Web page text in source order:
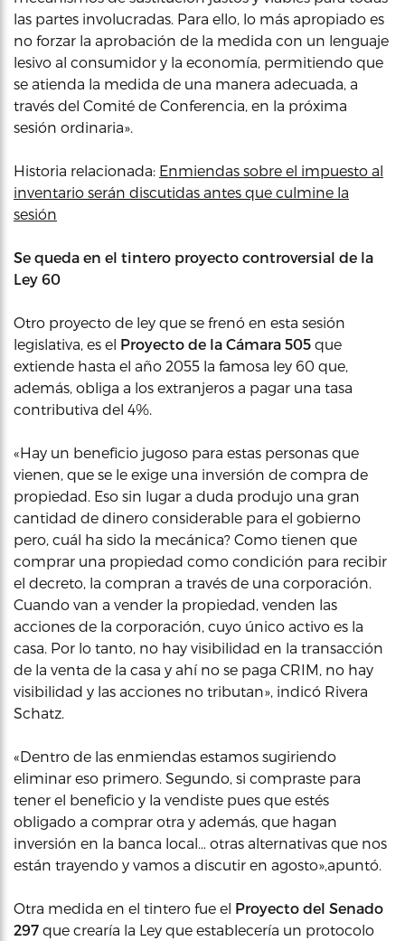
las partes involucradas. Para ello, lo más apropiado es
no forzar la aprobación de la medida con un lenguaje
lesivo al consumidor y la economía, permitiendo que
se atienda la medida de una manera adecuada, a
través del Comité de Conferencia, en la próxima
sesión ordinaria».
Historia relacionada: Enmiendas sobre el impuesto al
inventario serán discutidas antes que culmine la
sesión
Se queda en el tintero proyecto controversial de la
Ley 60
Otro proyecto de ley que se frenó en esta sesión
legislativa, es el Proyecto de la Cámara 505 que
extiende hasta el año 2055 la famosa ley 60 que,
además, obliga a los extranjeros a pagar una tasa
contributiva del 4%.
«Hay un beneficio jugoso para estas personas que
vienen, que se le exige una inversión de compra de
propiedad. Eso sin lugar a duda produjo una gran
cantidad de dinero considerable para el gobierno
pero, cuál ha sido la mecánica? Como tienen que
comprar una propiedad como condición para recibir
el decreto, la compran a través de una corporación.
Cuando van a vender la propiedad, venden las
acciones de la corporación, cuyo único activo es la
casa. Por lo tanto, no hay visibilidad en la transacción
de la venta de la casa y ahí no se paga CRIM, no hay
visibilidad y las acciones no tributan», indicó Rivera
Schatz.
«Dentro de las enmiendas estamos sugiriendo
eliminar eso primero. Segundo, si compraste para
tener el beneficio y la vendiste pues que estés
obligado a comprar otra y además, que hagan
inversión en la banca local… otras alternativas que nos
están trayendo y vamos a discutir en agosto»,apuntó.
Otra medida en el tintero fue el Proyecto del Senado
297 que crearía la Ley que establecería un protocolo